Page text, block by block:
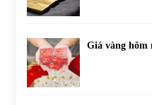
Giá vàng hôm